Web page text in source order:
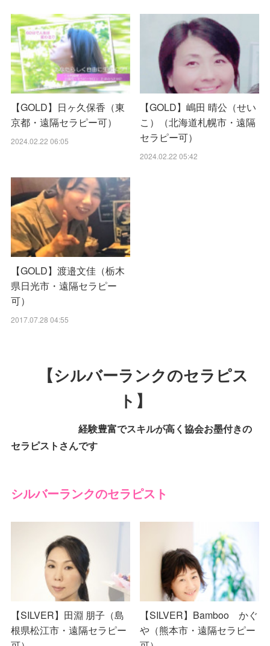
【GOLD】日ヶ久保香（東
京都・遠隔セラピー可）
2024.02.22 06:05
【GOLD】嶋田 晴公（せい
こ）（北海道札幌市・遠隔
セラピー可）
2024.02.22 05:42
【GOLD】渡邉文佳（栃木
県日光市・遠隔セラピー
可）
2017.07.28 04:55
【シルバーランクのセラピス
ト】
経験豊富でスキルが高く協会お墨付きの
セラピストさんです
シルバーランクのセラピスト
【SILVER】田淵 朋子（島
根県松江市・遠隔セラピー
【SILVER】Bamboo かぐ
や（熊本市・遠隔セラピー